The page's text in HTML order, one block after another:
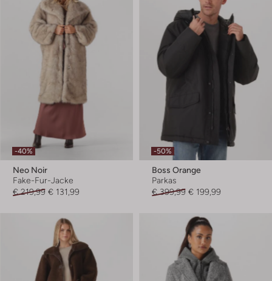
-40%
Neo Noir
Fake-Fur-Jacke
€ 219,99 € 131,99
-50%
Boss Orange
Parkas
€ 399,99 € 199,99